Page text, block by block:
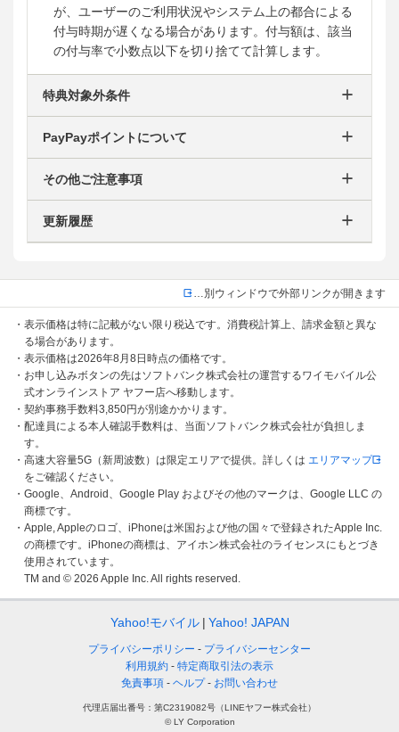
が、ユーザーのご利用状況やシステム上の都合による
付与時期が遅くなる場合があります。付与額は、該当
の付与率で小数点以下を切り捨てて計算します。
特典対象外条件
PayPayポイントについて
その他ご注意事項
更新履歴
…別ウィンドウで外部リンクが開きます
・表示価格は特に記載がない限り税込です。消費税計算上、請求金額と異な
る場合があります。
・表示価格は2026年8月8日時点の価格です。
・お申し込みボタンの先はソフトバンク株式会社の運営するワイモバイル公
式オンラインストア ヤフー店へ移動します。
・契約事務手数料3,850円が別途かかります。
・配達員による本人確認手数料は、当面ソフトバンク株式会社が負担しま
す。
・高速大容量5G（新周波数）は限定エリアで提供。詳しくは エリアマップ
をご確認ください。
・Google、Android、Google Play およびその他のマークは、Google LLC の
商標です。
・Apple, Appleのロゴ、iPhoneは米国および他の国々で登録されたApple Inc.
の商標です。iPhoneの商標は、アイホン株式会社のライセンスにもとづき
使用されています。
TM and © 2026 Apple Inc. All rights reserved.
Yahoo!モバイル Yahoo! JAPAN
プライバシーポリシー
プライバシーセンター
利用規約
特定商取引法の表示
免責事項
ヘルプ お問い合わせ
代理店届出番号：第C2319082号（LINEヤフー株式会社）
© LY Corporation